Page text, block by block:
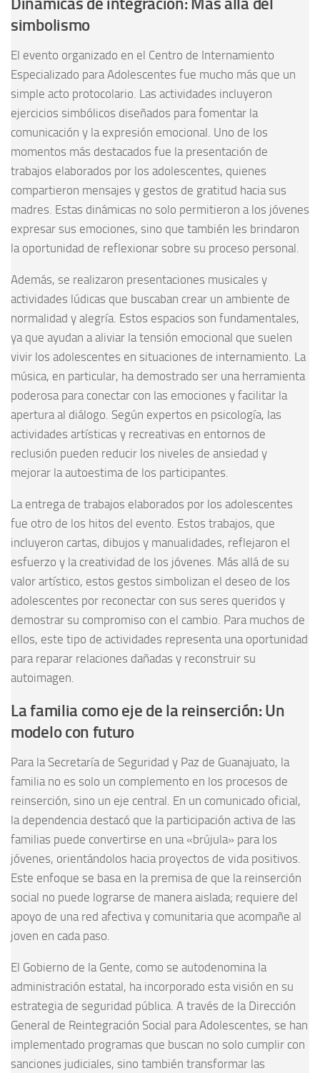
simbolismo
El evento organizado en el Centro de Internamiento
Especializado para Adolescentes fue mucho más que un
simple acto protocolario. Las actividades incluyeron
ejercicios simbólicos diseñados para fomentar la
comunicación y la expresión emocional. Uno de los
momentos más destacados fue la presentación de
trabajos elaborados por los adolescentes, quienes
compartieron mensajes y gestos de gratitud hacia sus
madres. Estas dinámicas no solo permitieron a los jóvenes
expresar sus emociones, sino que también les brindaron
la oportunidad de reflexionar sobre su proceso personal.
Además, se realizaron presentaciones musicales y
actividades lúdicas que buscaban crear un ambiente de
normalidad y alegría. Estos espacios son fundamentales,
ya que ayudan a aliviar la tensión emocional que suelen
vivir los adolescentes en situaciones de internamiento. La
música, en particular, ha demostrado ser una herramienta
poderosa para conectar con las emociones y facilitar la
apertura al diálogo. Según expertos en psicología, las
actividades artísticas y recreativas en entornos de
reclusión pueden reducir los niveles de ansiedad y
mejorar la autoestima de los participantes.
La entrega de trabajos elaborados por los adolescentes
fue otro de los hitos del evento. Estos trabajos, que
incluyeron cartas, dibujos y manualidades, reflejaron el
esfuerzo y la creatividad de los jóvenes. Más allá de su
valor artístico, estos gestos simbolizan el deseo de los
adolescentes por reconectar con sus seres queridos y
demostrar su compromiso con el cambio. Para muchos de
ellos, este tipo de actividades representa una oportunidad
para reparar relaciones dañadas y reconstruir su
autoimagen.
La familia como eje de la reinserción: Un
modelo con futuro
Para la Secretaría de Seguridad y Paz de Guanajuato, la
familia no es solo un complemento en los procesos de
reinserción, sino un eje central. En un comunicado oficial,
la dependencia destacó que la participación activa de las
familias puede convertirse en una «brújula» para los
jóvenes, orientándolos hacia proyectos de vida positivos.
Este enfoque se basa en la premisa de que la reinserción
social no puede lograrse de manera aislada; requiere del
apoyo de una red afectiva y comunitaria que acompañe al
joven en cada paso.
El Gobierno de la Gente, como se autodenomina la
administración estatal, ha incorporado esta visión en su
estrategia de seguridad pública. A través de la Dirección
General de Reintegración Social para Adolescentes, se han
implementado programas que buscan no solo cumplir con
sanciones judiciales, sino también transformar las